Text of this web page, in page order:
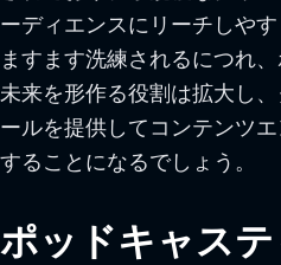
ーディエンスにリーチしや
ますます洗練されるにつれ
未来を形作る役割は拡大し
ールを提供してコンテンツ
することになるでしょう。
ポッドキャス